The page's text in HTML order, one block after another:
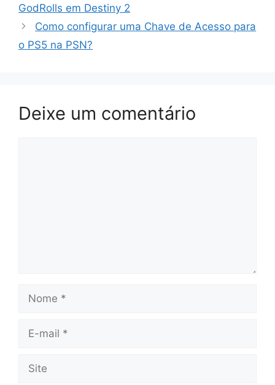
GodRolls em Destiny 2
Como configurar uma Chave de Acesso para
o PS5 na PSN?
Deixe um comentário
mail